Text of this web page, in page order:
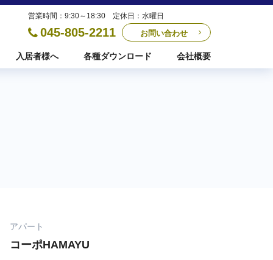
営業時間：9:30～18:30 定休日：水曜日
045-805-2211 お問い合わせ
入居者様へ 各種ダウンロード 会社概要
アパート
コーポHAMAYU